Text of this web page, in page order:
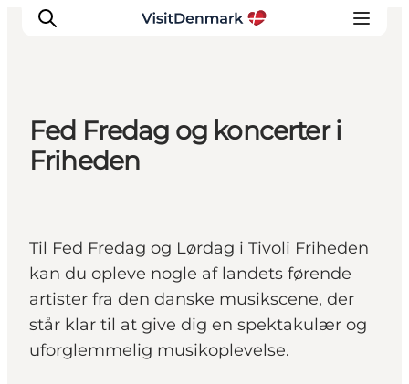
Inspiration
Planlæg ferien
Fed Fredag og koncerter i
Friheden
Til Fed Fredag og Lørdag i Tivoli Friheden
kan du opleve nogle af landets førende
artister fra den danske musikscene, der
står klar til at give dig en spektakulær og
uforglemmelig musikoplevelse.